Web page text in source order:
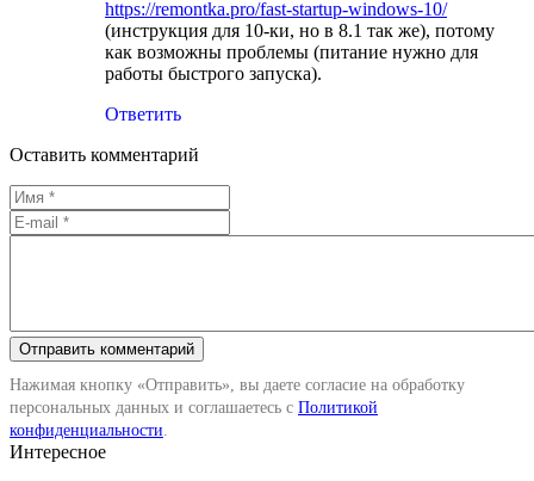
https://remontka.pro/fast-startup-windows-10/
(инструкция для 10-ки, но в 8.1 так же), потому
как возможны проблемы (питание нужно для
работы быстрого запуска).
Ответить
Оставить комментарий
Нажимая кнопку «Отправить», вы даете согласие на обработку
персональных данных и соглашаетесь с Политикой
конфиденциальности.
Интересное